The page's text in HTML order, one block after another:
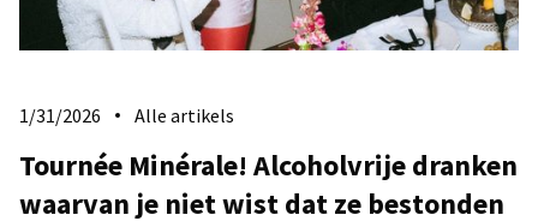
1/31/2026 Alle artikels
Tournée Minérale! Alcoholvrije dranken
waarvan je niet wist dat ze bestonden